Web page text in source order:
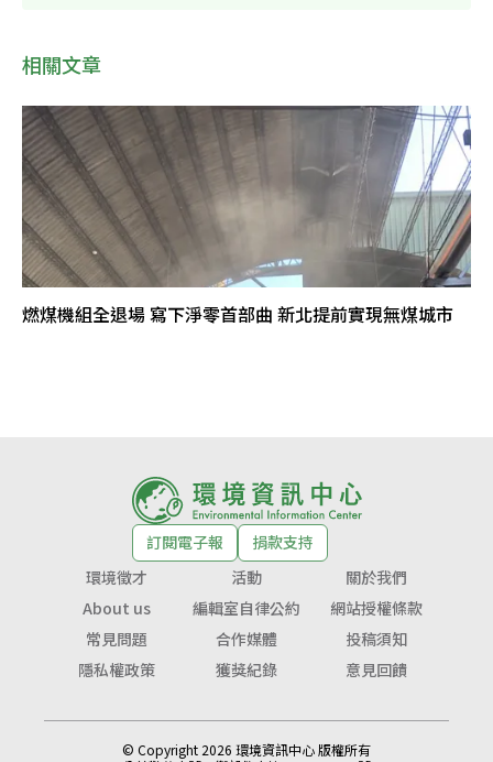
相關文章
燃煤機組全退場 寫下淨零首部曲 新北提前實現無煤城市
訂閱電子報
捐款支持
環境徵才
活動
關於我們
About us
編輯室自律公約
網站授權條款
常見問題
合作媒體
投稿須知
隱私權政策
獲獎紀錄 意見回饋
© Copyright 2026 環境資訊中心 版權所有